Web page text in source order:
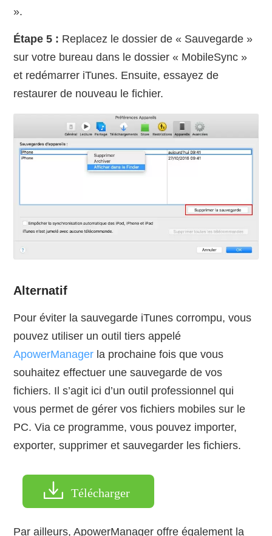
».
Étape 5 : Replacez le dossier de « Sauvegarde »
sur votre bureau dans le dossier « MobileSync »
et redémarrer iTunes. Ensuite, essayez de
restaurer de nouveau le fichier.
Alternatif
Pour éviter la sauvegarde iTunes corrompu, vous
pouvez utiliser un outil tiers appelé
ApowerManager la prochaine fois que vous
souhaitez effectuer une sauvegarde de vos
fichiers. Il s’agit ici d’un outil professionnel qui
vous permet de gérer vos fichiers mobiles sur le
PC. Via ce programme, vous pouvez importer,
exporter, supprimer et sauvegarder les fichiers.
Télécharger
Par ailleurs, ApowerManager offre également la